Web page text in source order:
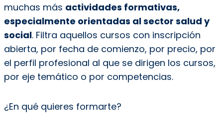
muchas más actividades formativas,
especialmente orientadas al sector salud y
social. Filtra aquellos cursos con inscripción
abierta, por fecha de comienzo, por precio, por
el perfil profesional al que se dirigen los cursos,
por eje temático o por competencias.
¿En qué quieres formarte?